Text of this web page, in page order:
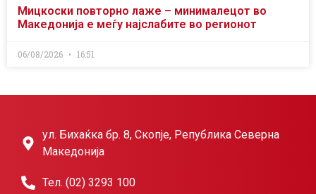
Мицкоски повторно лаже – минималецот во
Македонија е меѓу најслабите во регионот
06/08/2026 16:51
ул. Бихаќка бр. 8, Скопје, Република Северна
Македонија
Тел. (02) 3293 100